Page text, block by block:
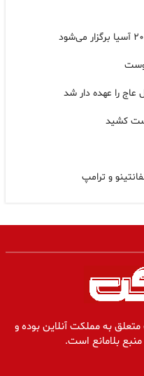
را عهده دار شد
کشید
و ترامپ
به مملکت آنلاین بوده و
منبع بلامانع است.